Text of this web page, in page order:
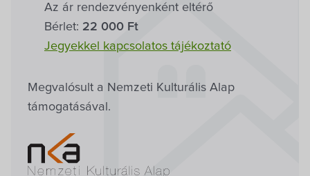
Az ár rendezvény­enként eltérő
Bérlet: 22 000 Ft
Jegyekkel kapcsolatos tájékoztató
Megvalósult a Nemzeti Kulturális Alap
támogatásával.